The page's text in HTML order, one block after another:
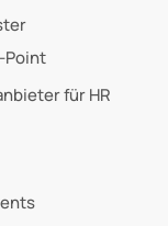
Point
für HR